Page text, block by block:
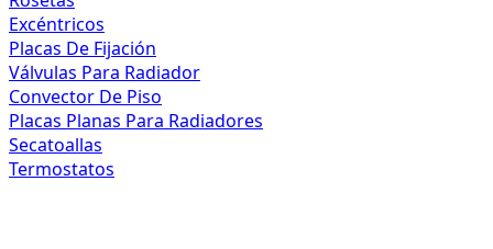
Excéntricos
Placas De Fijación
Válvulas Para Radiador
Convector De Piso
Placas Planas Para Radiadores
Secatoallas
Termostatos